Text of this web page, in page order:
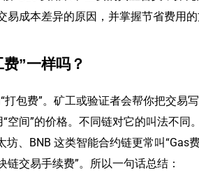
成本差异的原因，并掌握节省费用的
”一样吗？
包费”。矿工或验证者会帮你把交易
空间”的价格。不同链对它的叫法不同
、BNB 这类智能合约链更常叫“Gas
交易手续费”。所以一句话总结：